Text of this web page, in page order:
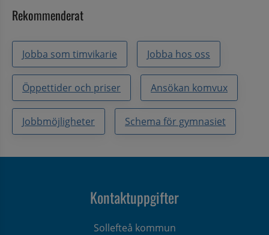
Rekommenderat
Jobba som timvikarie Jobba hos oss
Öppettider och priser Ansökan komvux
Jobbmöjligheter Schema för gymnasiet
Kontaktuppgifter
Sollefteå kommun